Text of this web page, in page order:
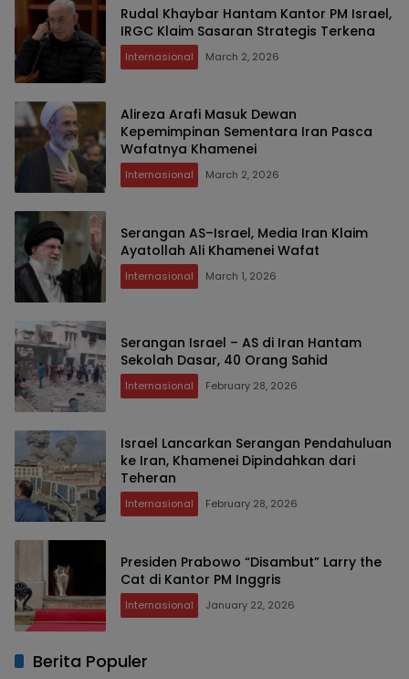
Rudal Khaybar Hantam Kantor PM Israel,
IRGC Klaim Sasaran Strategis Terkena
Internasional March 2, 2026
Alireza Arafi Masuk Dewan
Kepemimpinan Sementara Iran Pasca
Wafatnya Khamenei
Internasional March 2, 2026
Serangan AS–Israel, Media Iran Klaim
Ayatollah Ali Khamenei Wafat
Internasional March 1, 2026
Serangan Israel – AS di Iran Hantam
Sekolah Dasar, 40 Orang Sahid
Internasional February 28, 2026
Israel Lancarkan Serangan Pendahuluan
ke Iran, Khamenei Dipindahkan dari
Teheran
Internasional February 28, 2026
Presiden Prabowo “Disambut” Larry the
Cat di Kantor PM Inggris
Internasional January 22, 2026
Berita Populer